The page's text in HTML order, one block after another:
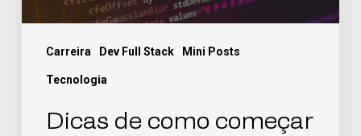
Carreira Dev Full Stack Mini Posts
Tecnologia
Dicas de como começar